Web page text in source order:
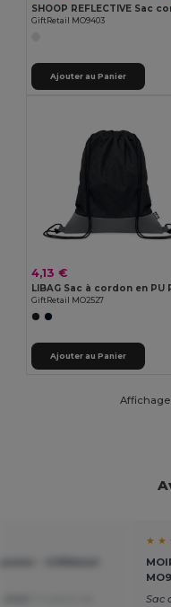
GiftRetail MO9403
Ajouter au Panier
4,13 €
GiftRetail MO2527
Ajouter au Panier
Affichage
★ ★
Sac